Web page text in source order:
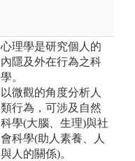
心理學是研究個人的
內隱及外在行為之科
學。
以微觀的角度分析人
類行為，可涉及自然
科學(大腦、生理)與社
會科學(助人素養、人
與人的關係)。